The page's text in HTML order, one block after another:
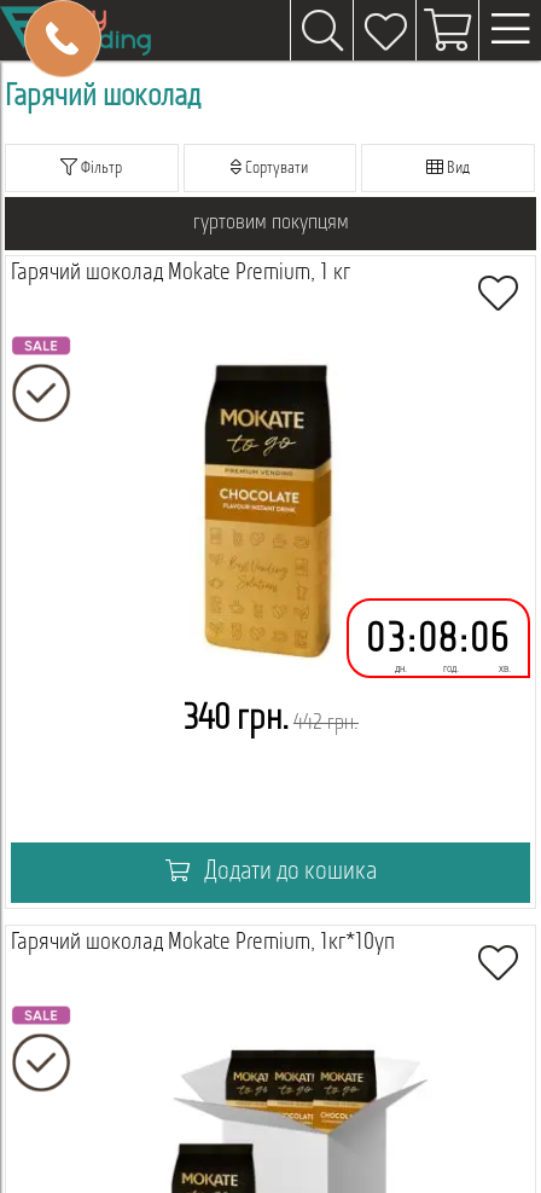
Гарячий шоколад
Фільтр Сортувати Вид
гуртовим покупцям
Гарячий шоколад Mokate Premium, 1 кг
03
дн.
:08
год.
:06
хв.
340 грн. 442 грн.
Додати до кошика
Гарячий шоколад Mokate Premium, 1кг*10уп